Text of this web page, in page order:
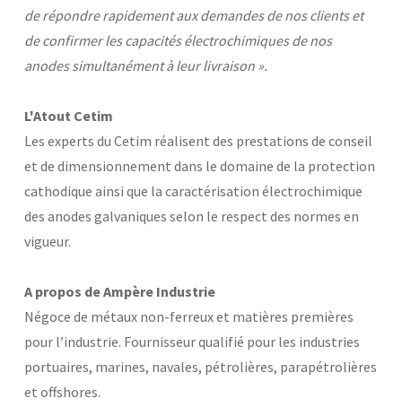
de répondre rapidement aux demandes de nos clients et
de confirmer les capacités électrochimiques de nos
anodes simultanément à leur livraison ».
L'Atout Cetim
Les experts du Cetim réalisent des prestations de conseil
et de dimensionnement dans le domaine de la protection
cathodique ainsi que la caractérisation électrochimique
des anodes galvaniques selon le respect des normes en
vigueur.
A propos de Ampère Industrie
Négoce de métaux non-ferreux et matières premières
pour l’industrie. Fournisseur qualifié pour les industries
portuaires, marines, navales, pétrolières, parapétrolières
et offshores.